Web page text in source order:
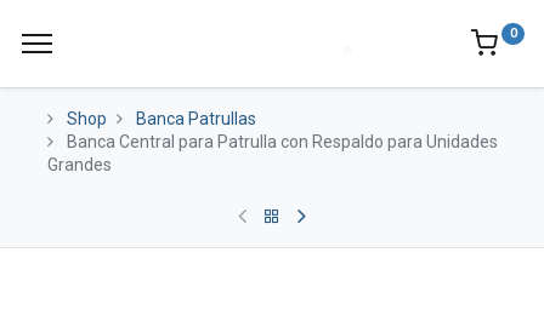
0
Shop
Banca Patrullas
Banca Central para Patrulla con Respaldo para Unidades
Grandes